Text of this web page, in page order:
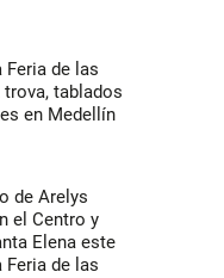
Feria de las
tablados
en Medellín
de Arelys
el Centro y
Elena este
Feria de las